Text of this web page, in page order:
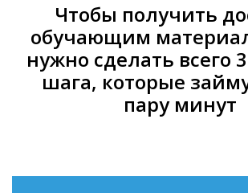
Чтобы получить
обучающим
нужно сделать всего
шага, которые
пару минут